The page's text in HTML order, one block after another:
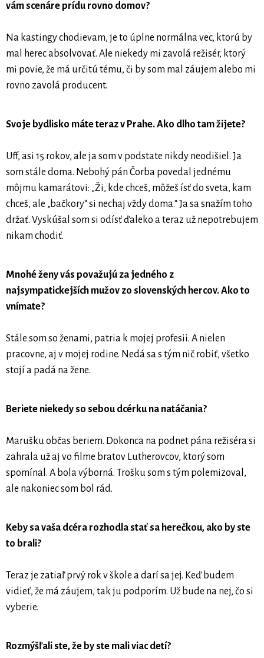
vám scenáre prídu rovno domov?
Na kastingy chodievam, je to úplne normálna vec, ktorú by
mal herec absolvovať. Ale niekedy mi zavolá režisér, ktorý
mi povie, že má určitú tému, či by som mal záujem alebo mi
rovno zavolá producent.
Svoje bydlisko máte teraz v Prahe. Ako dlho tam žijete?
Uff, asi 15 rokov, ale ja som v podstate nikdy neodišiel. Ja
som stále doma. Nebohý pán Čorba povedal jednému
môjmu kamarátovi: „Ži, kde chceš, môžeš ísť do sveta, kam
chceš, ale „bačkory“ si nechaj vždy doma.“ Ja sa snažím toho
držať. Vyskúšal som si odísť ďaleko a teraz už nepotrebujem
nikam chodiť.
Mnohé ženy vás považujú za jedného z
najsympatickejších mužov zo slovenských hercov. Ako to
vnímate?
Stále som so ženami, patria k mojej profesii. A nielen
pracovne, aj v mojej rodine. Nedá sa s tým nič robiť, všetko
stojí a padá na žene.
Beriete niekedy so sebou dcérku na natáčania?
Marušku občas beriem. Dokonca na podnet pána režiséra si
zahrala už aj vo filme bratov Lutherovcov, ktorý som
spomínal. A bola výborná. Trošku som s tým polemizoval,
ale nakoniec som bol rád.
Keby sa vaša dcéra rozhodla stať sa herečkou, ako by ste
to brali?
Teraz je zatiaľ prvý rok v škole a darí sa jej. Keď budem
vidieť, že má záujem, tak ju podporím. Už bude na nej, čo si
vyberie.
Rozmýšľali ste, že by ste mali viac detí?